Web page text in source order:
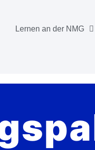
Lernen an der NMG